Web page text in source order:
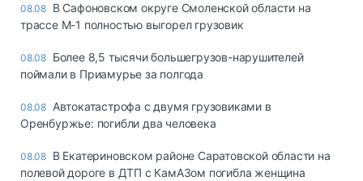
08.08 В Сафоновском округе Смоленской области на
трассе М-1 полностью выгорел грузовик
08.08 Более 8,5 тысячи большегрузов-нарушителей
поймали в Приамурье за полгода
08.08 Автокатастрофа с двумя грузовиками в
Оренбуржье: погибли два человека
08.08 В Екатериновском районе Саратовской области на
полевой дороге в ДТП с КамАЗом погибла женщина